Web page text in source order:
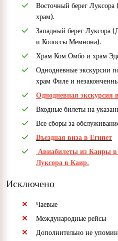
Восточный берег
храм).
Западный берег Луксора
и Колоссы Мемнона).
Храм Ком Омбо и храм
Однодневные экскурсии
храм Филе и
Однодневная
Входные билеты на
Все сборы за
Въездная виза в Египет
Авиабилеты из Каиры
Луксора в Каир.
Исключено
Чаевые
Международные рейсы
Дополнительно не